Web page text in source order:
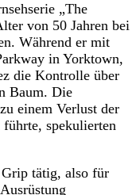
„The
von 50 Jahren bei
Während er mit
in Yorktown,
die Kontrolle über
Baum. Die
einem Verlust der
spekulierten
tätig, also für